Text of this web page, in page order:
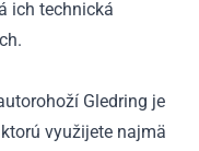
ich technická
Gledring je
ktorú využijete najmä